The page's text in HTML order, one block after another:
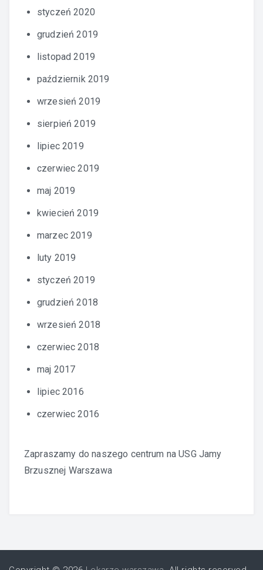
styczeń 2020
grudzień 2019
listopad 2019
październik 2019
wrzesień 2019
sierpień 2019
lipiec 2019
czerwiec 2019
maj 2019
kwiecień 2019
marzec 2019
luty 2019
styczeń 2019
grudzień 2018
wrzesień 2018
czerwiec 2018
maj 2017
lipiec 2016
czerwiec 2016
Zapraszamy do naszego centrum naUSG Jamy
Brzusznej Warszawa